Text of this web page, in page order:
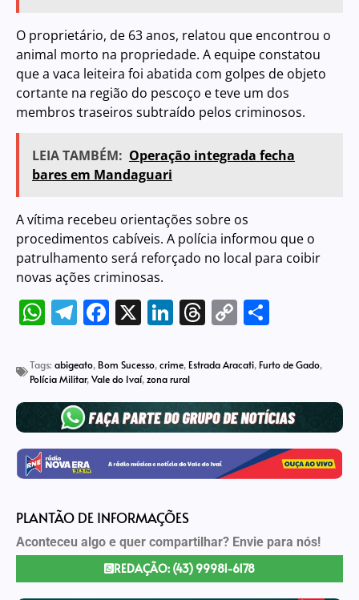
O proprietário, de 63 anos, relatou que encontrou o
animal morto na propriedade. A equipe constatou
que a vaca leiteira foi abatida com golpes de objeto
cortante na região do pescoço e teve um dos
membros traseiros subtraído pelos criminosos.
LEIA TAMBÉM: Operação integrada fecha
bares em Mandaguari
A vítima recebeu orientações sobre os
procedimentos cabíveis. A polícia informou que o
patrulhamento será reforçado no local para coibir
novas ações criminosas.
WhatsApp
Telegram
Facebook
X LinkedIn
Threads
Copy
Tags: abigeato, Bom Sucesso,crime, Estrada Aracati, Furto de Gado,
Polícia Militar,Vale do Ivaí,zona rural
PLANTÃO DE INFORMAÇÕES
Aconteceu algo e quer compartilhar? Envie para nós!
REDAÇÃO: (43) 99981-6178